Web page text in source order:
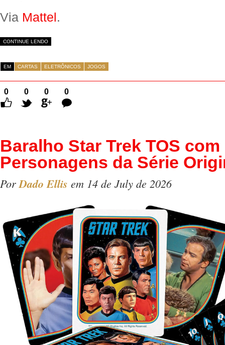
Via Mattel.
CONTINUE LENDO
EM CARTAS ELETRÔNICOS JOGOS
0 0 0
0
Comentários
Baralho Star Trek TOS com
Personagens da Série
PorDado Ellis em 14 de July de 2026